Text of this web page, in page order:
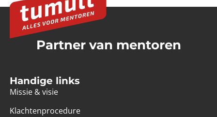
Partner van mentoren
Handige links
Missie & visie
Klachtenprocedure